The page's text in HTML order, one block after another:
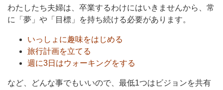
わたしたち夫婦は、卒業するわけにはいきませんから、常
に「夢」や「目標」を持ち続ける必要があります。
いっしょに趣味をはじめる
旅行計画を立てる
週に3日はウォーキングをする
など、どんな事でもいいので、最低1つはビジョンを共有